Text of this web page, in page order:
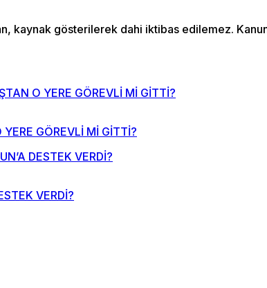
kaynak gösterilerek dahi iktibas edilemez.
GÖREVLİ Mİ GİTTİ?
VERDİ?